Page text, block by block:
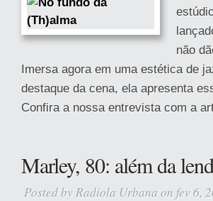
não
Imersa agora em uma estética de
destaque da cena, ela apresenta
Confira a nossa entrevista com a
Marley, 80: além da
Posted by Radiola Urbana on fev 6,